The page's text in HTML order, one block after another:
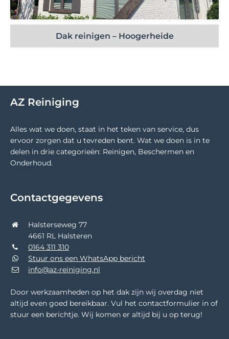
Dak reinigen – Hoogerheide
AZ Reiniging
Alles wat we doen, staat in het teken van service, dus
ervoor zorgen dat u tevreden bent. Wat we doen is in te
delen in drie categorieën: Reinigen, Beschermen en
Onderhoud.
Contactgegevens
Halsterseweg 77
4661 RL Halsteren
0164 311 310
Stuur ons een WhatsApp bericht
info@az-reiniging.nl
Door werkzaamheden op het dak zijn wij overdag niet
altijd even goed bereikbaar. Vul het contactformulier in of
stuur een berichtje. Wij komen er altijd bij u op terug!